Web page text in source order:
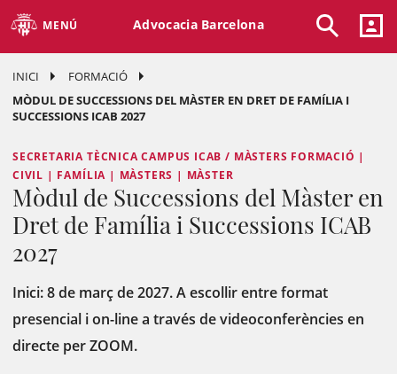
MENÚ Advocacia Barcelona
INICI
FORMACIÓ
MÒDUL DE SUCCESSIONS DEL MÀSTER EN DRET DE FAMÍLIA I
SUCCESSIONS ICAB 2027
SECRETARIA TÈCNICA CAMPUS ICAB / MÀSTERS FORMACIÓ |
CIVIL | FAMÍLIA | MÀSTERS | MÀSTER
Mòdul de Successions del Màster en
Dret de Família i Successions ICAB
2027
Inici: 8 de març de 2027. A escollir entre format
presencial i on-line a través de videoconferències en
directe per ZOOM.